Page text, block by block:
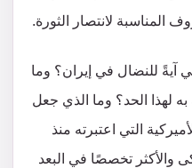
المناسبة لانتصار الثورة.
آيةً للنضال في إيران؟ وما
لهذا الحد؟ وما الذي جعل
التي اعتبرته منذ
والأكثر تخصصًا في البعد